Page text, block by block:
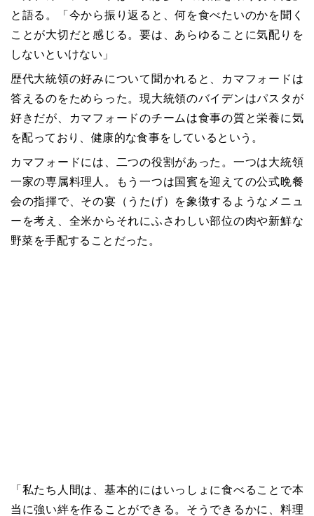
と語る。「今から振り返ると、何を食べたいのかを聞く
ことが大切だと感じる。要は、あらゆることに気配りを
しないといけない」
歴代大統領の好みについて聞かれると、カマフォードは
答えるのをためらった。現大統領のバイデンはパスタが
好きだが、カマフォードのチームは食事の質と栄養に気
を配っており、健康的な食事をしているという。
カマフォードには、二つの役割があった。一つは大統領
一家の専属料理人。もう一つは国賓を迎えての公式晩餐
会の指揮で、その宴（うたげ）を象徴するようなメニュ
ーを考え、全米からそれにふさわしい部位の肉や新鮮な
野菜を手配することだった。
「私たち人間は、基本的にはいっしょに食べることで本
当に強い絆を作ることができる。そうできるかに、料理